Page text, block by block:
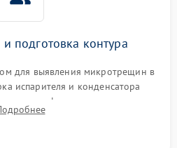
подготовка контура
для выявления микротрещин в
испарителя и конденсатора
старого фильтра-осушителя и
для устранения засоров.